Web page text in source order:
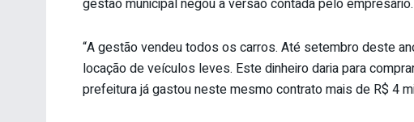
“A gestão vendeu todos os carros. Até setembro deste
locação de veículos leves. Este dinheiro daria para
prefeitura já gastou neste mesmo contrato mais de R$ 4